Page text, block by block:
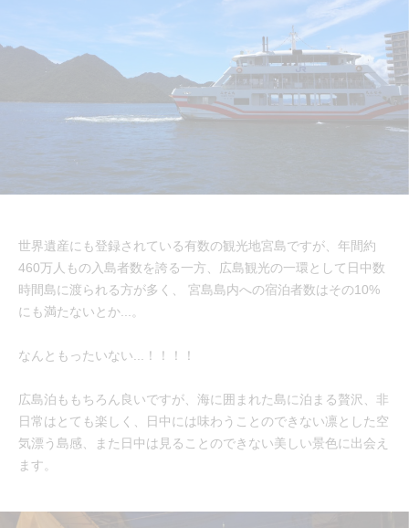
世界遺産にも登録されている有数の観光地宮島ですが、年間約
460万人もの入島者数を誇る一方、広島観光の一環として日中数
時間島に渡られる方が多く、 宮島島内への宿泊者数はその10%
にも満たないとか...。
なんともったいない...！！！！
広島泊ももちろん良いですが、海に囲まれた島に泊まる贅沢、非
日常はとても楽しく、日中には味わうことのできない凛とした空
気漂う島感、また日中は見ることのできない美しい景色に出会え
ます。